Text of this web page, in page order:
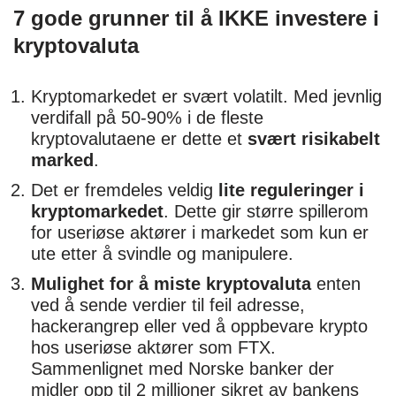
7 gode grunner til å IKKE investere i
kryptovaluta
Kryptomarkedet er svært volatilt. Med jevnlig
verdifall på 50-90% i de fleste
kryptovalutaene er dette et svært risikabelt
marked.
Det er fremdeles veldig lite reguleringer i
kryptomarkedet. Dette gir større spillerom
for useriøse aktører i markedet som kun er
ute etter å svindle og manipulere.
Mulighet for å miste kryptovalutaenten
ved å sende verdier til feil adresse,
hackerangrep eller ved å oppbevare krypto
hos useriøse aktører som FTX.
Sammenlignet med Norske banker der
midler opp til 2 millioner sikret av bankens